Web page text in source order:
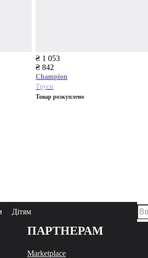
₴ 1 053
₴ 842
Champion
Труси
Товар розкуплено
Дітям
ПАРТНЕРАМ
Marketplace